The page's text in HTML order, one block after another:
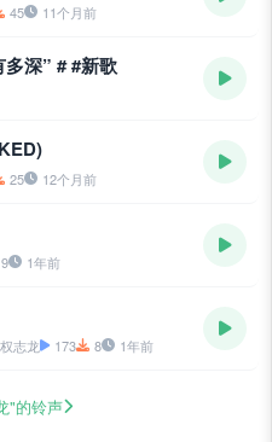
45 11个月前
深” # #新歌
25 12个月前
1年前
志龙 173 8 1年前
"的铃声